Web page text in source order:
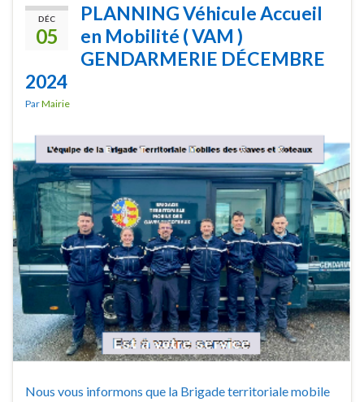
DÉC
05
PLANNING Véhicule Accueil
en Mobilité ( VAM )
GENDARMERIE DÉCEMBRE
2024
ParMairie
Nous vous informons que la Brigade territoriale mobile